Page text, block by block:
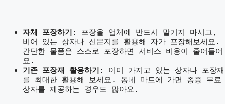
자체 포장하기 : 포장을 업체에 반드시 맡기지 마시고,
비어 있는 상자나 신문지를 활용해 자가 포장해보세요.
간단한 물품은 스스로 포장하면 서비스 비용이 줄어들어
요.
기존 포장재 활용하기 : 이미 가지고 있는 상자나 포장재
를 최대한 활용해 보세요. 동네 마트에 가면 종종 무료
상자를 제공하는 경우도 많아요.